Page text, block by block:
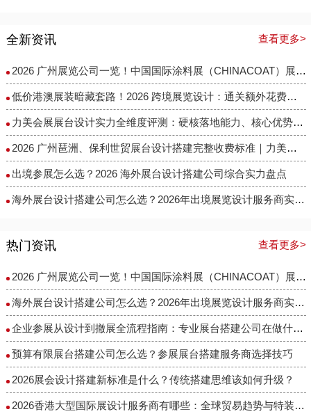
全新资讯 查看更多>
2026 广州展览公司一览！中国国际涂料展（CHINACOAT）展台设计搭建服务商推荐
低价港澳展装暗藏套路！2026 跨境展览设计：通关额外花费避雷指南
力美会展展台设计实力全维度评测：硬核落地能力、核心优势与适配场景解析
2026 广州琶洲、保利世贸展台设计搭建完整收费标准｜力美会展分级包干报价，全程无隐形增项
出境参展怎么选？2026 海外展台设计搭建公司综合实力盘点
海外展台设计搭建公司怎么选？2026年出境展览设计服务商实力全解析
热门资讯 查看更多>
2026 广州展览公司一览！中国国际涂料展（CHINACOAT）展台设计搭建服务商推荐
海外展台设计搭建公司怎么选？2026年出境展览设计服务商实力全解析
企业参展从设计到撤展全流程指南：专业展台搭建公司在做什么？
预算有限展台搭建公司怎么选？参展展台搭建服务商选择技巧
2026展会设计搭建新标准是什么？传统搭建思维该如何升级？
2026香港大型国际展设计服务商有哪些：全球贸易趋势与特装企业访谈